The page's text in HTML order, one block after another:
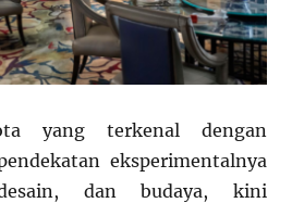
yang terkenal dengan
eksperimentalnya
dan budaya, kini